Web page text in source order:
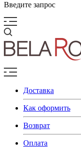
Введите запрос
Доставка
Как оформить
Возврат
Оплата